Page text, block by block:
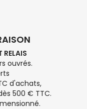
RELAIS
ouvrés.
d'achats,
500 € TTC.